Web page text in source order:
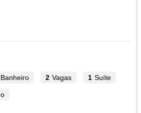
Banheiro 2 Vagas 1 Suíte